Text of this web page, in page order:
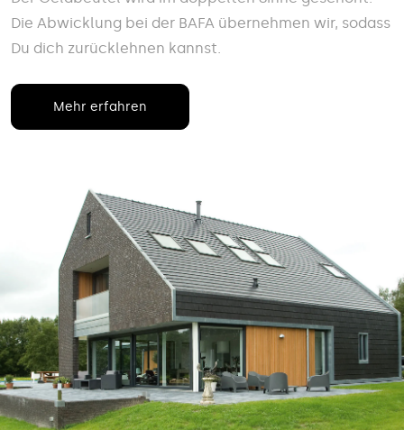
Die Abwicklung bei der BAFA übernehmen wir, sodass
Du dich zurücklehnen kannst.
Mehr erfahren